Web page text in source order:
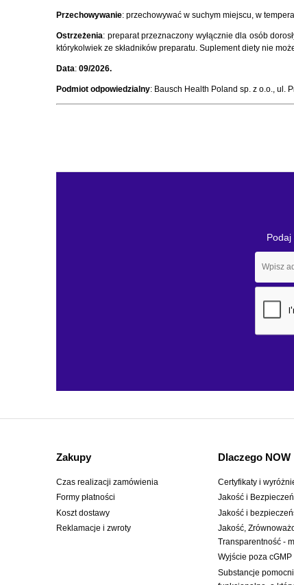
Przechowywanie: przechowywać w suchym miejscu, w
Ostrzeżenia: preparat przeznaczony wyłącznie dla osób
którykolwiek ze składników preparatu. Suplement diety nie
Data: 09/2026.
Podmiot odpowiedzialny: Bausch Health Poland sp. z o.o., ul.
Zakupy
Czas realizacji zamówienia
Formy płatności
Koszt dostawy
Reklamacje i zwroty
Dlaczego NOW
Certyfikaty i
Jakość i
Jakość i
Jakość,
Transparentność -
Wyjście poza cGMP
Substancje